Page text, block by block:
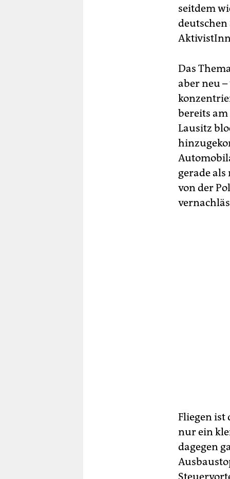
seitdem
Das
aber neu
bereits
Lausitz
gerade
von der
Fliegen ist
nur ein
dagegen